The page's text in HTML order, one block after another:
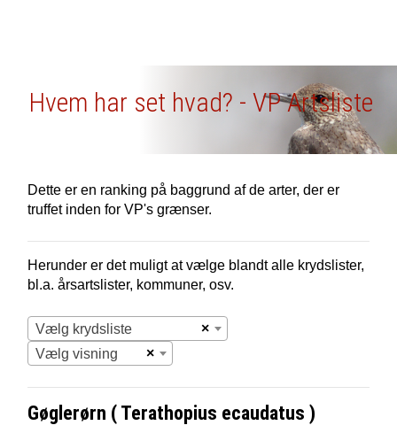
Hvem har set hvad? - VP Artsliste
Dette er en ranking på baggrund af de arter, der er
truffet inden for VP's grænser.
Herunder er det muligt at vælge blandt alle krydslister,
bl.a. årsartslister, kommuner, osv.
×
Vælg krydsliste
×
Vælg visning
Gøglerørn ( Terathopius ecaudatus )